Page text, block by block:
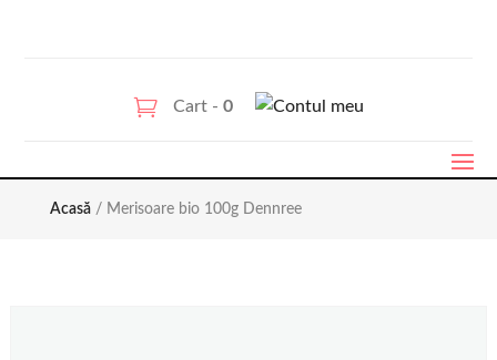
Cart - 0
Acasă/ Merisoare bio 100g Dennree